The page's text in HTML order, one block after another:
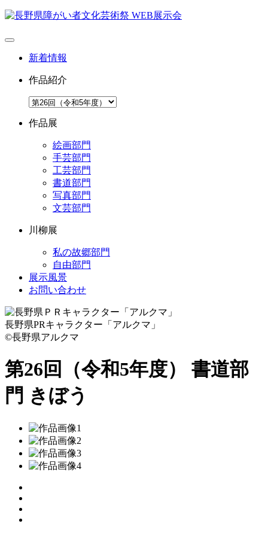
新着情報
作品紹介
作品展
絵画部門
手芸部門
工芸部門
書道部門
写真部門
文芸部門
川柳展
私の故郷部門
自由部門
展示風景
お問い合わせ
長野県PRキャラクター「アルクマ」
©長野県アルクマ
第26回（令和5年度） 書道部
門 きぼう